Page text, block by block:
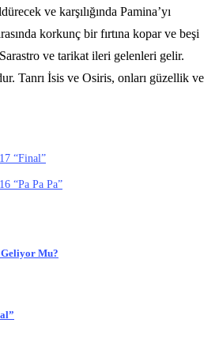
ve karşılığında Pamina’yı
korkunç bir fırtına kopar ve beşi
ve tarikat ileri gelenleri gelir.
Tanrı İsis ve Osiris, onları güzellik ve
“Final”
“Pa Pa Pa”
Geliyor Mu?